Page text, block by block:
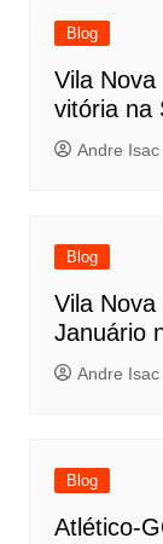
Blog
Vila
vitória na
Andre Isac
Blog
Vila
Januário
Andre Isac
Blog
Atlético-